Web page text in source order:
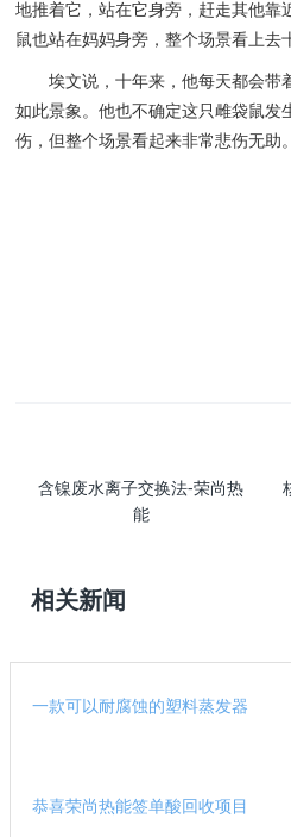
地推着它，站在它身旁，赶走其他靠
鼠也站在妈妈身旁，整个场景看上去
埃文说，十年来，他每天都会带
如此景象。他也不确定这只雌袋鼠发
伤，但整个场景看起来非常悲伤无助。
含镍废水离子交换法-荣尚热
能
相关新闻
一款可以耐腐蚀的塑料蒸发器
恭喜荣尚热能签单酸回收项目